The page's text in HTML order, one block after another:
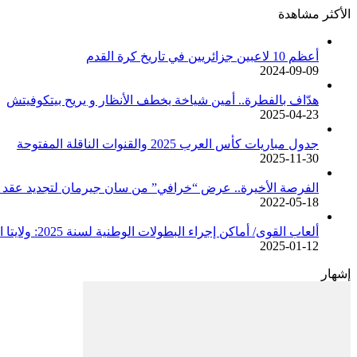
الأكثر مشاهدة
أعظم 10 لاعبين جزائريين في تاريخ كرة القدم
2024-09-09
هدّاف بالفطرة.. أمين شياخة يخطف الأنظار و يريح بيتكوفيتش
2025-04-23
جدول مباريات كأس العرب 2025 والقنوات الناقلة المفتوحة
2025-11-30
الفرصة الأخيرة.. عرض “خرافي” من سان جيرمان لتجديد عقد
2022-05-18
ألعاب القوى/ أماكن إجراء البطولات الوطنية لسنة 2025: ولايتا الجزائر وبجاية تحتضنان أغلبية المسابقات /اتحادية/
2025-01-12
إشهار